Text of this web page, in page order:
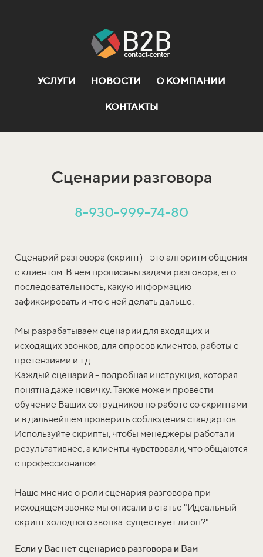
УСЛУГИ НОВОСТИ О КОМПАНИИ
КОНТАКТЫ
Сценарии разговора
8-930-999-74-80
Сценарий разговора (скрипт) - это алгоритм общения
с клиентом. В нем прописаны задачи разговора, его
последовательность, какую информацию
зафиксировать и что с ней делать дальше.
Мы разрабатываем сценарии для входящих и
исходящих звонков, для опросов клиентов, работы с
претензиями и т.д.
Каждый сценарий - подробная инструкция, которая
понятна даже новичку. Также можем провести
обучение Ваших сотрудников по работе со скриптами
и в дальнейшем проверить соблюдения стандартов.
Используйте скрипты, чтобы менеджеры работали
результативнее, а клиенты чувствовали, что общаются
с профессионалом.
Наше мнение о роли сценария разговора при
исходящем звонке мы описали в статье "Идеальный
скрипт холодного звонка: существует ли он?"
Если у Вас нет сценариев разговора и Вам